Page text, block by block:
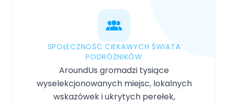
SPOŁECZNOŚĆ CIEKAWYCH ŚWIATA
PODRÓŻNIKÓW
AroundUs gromadzi tysiące
wyselekcjonowanych miejsc, lokalnych
wskazówek i ukrytych perełek,